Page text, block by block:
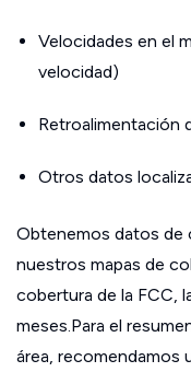
Velocidades en el
velocidad)
Retroalimentación
Otros datos
Obtenemos datos de
nuestros mapas de
cobertura de la FCC,
meses.Para el
área, recomendamos